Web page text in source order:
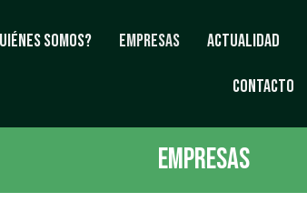
Somos? Empresas Actualidad
Contacto
Empresas